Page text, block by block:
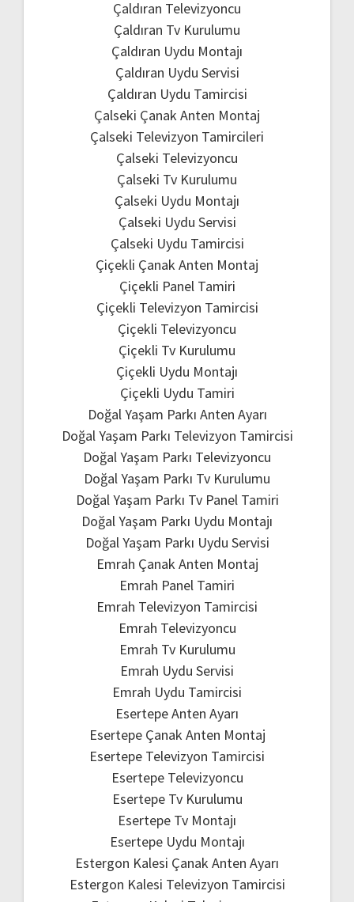
Çaldıran Televizyoncu
Çaldıran Tv Kurulumu
Çaldıran Uydu Montajı
Çaldıran Uydu Servisi
Çaldıran Uydu Tamircisi
Çalseki Çanak Anten Montaj
Çalseki Televizyon Tamircileri
Çalseki Televizyoncu
Çalseki Tv Kurulumu
Çalseki Uydu Montajı
Çalseki Uydu Servisi
Çalseki Uydu Tamircisi
Çiçekli Çanak Anten Montaj
Çiçekli Panel Tamiri
Çiçekli Televizyon Tamircisi
Çiçekli Televizyoncu
Çiçekli Tv Kurulumu
Çiçekli Uydu Montajı
Çiçekli Uydu Tamiri
Doğal Yaşam Parkı Anten Ayarı
Doğal Yaşam Parkı Televizyon Tamircisi
Doğal Yaşam Parkı Televizyoncu
Doğal Yaşam Parkı Tv Kurulumu
Doğal Yaşam Parkı Tv Panel Tamiri
Doğal Yaşam Parkı Uydu Montajı
Doğal Yaşam Parkı Uydu Servisi
Emrah Çanak Anten Montaj
Emrah Panel Tamiri
Emrah Televizyon Tamircisi
Emrah Televizyoncu
Emrah Tv Kurulumu
Emrah Uydu Servisi
Emrah Uydu Tamircisi
Esertepe Anten Ayarı
Esertepe Çanak Anten Montaj
Esertepe Televizyon Tamircisi
Esertepe Televizyoncu
Esertepe Tv Kurulumu
Esertepe Tv Montajı
Esertepe Uydu Montajı
Estergon Kalesi Çanak Anten Ayarı
Estergon Kalesi Televizyon Tamircisi